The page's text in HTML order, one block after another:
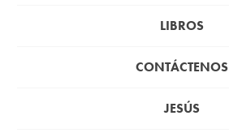
LIBROS
CONTÁCTENOS
JESÚS